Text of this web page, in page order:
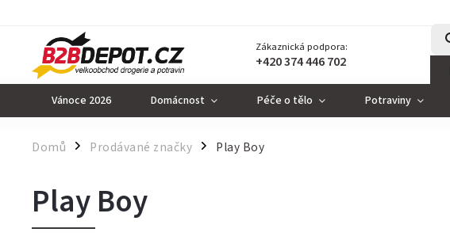
Zákaznická podpora:
+420 374 446 702
Vánoce 2026 Domácnost Péče o tělo Potraviny
Domů / Prodávané značky / Play Boy
Play Boy